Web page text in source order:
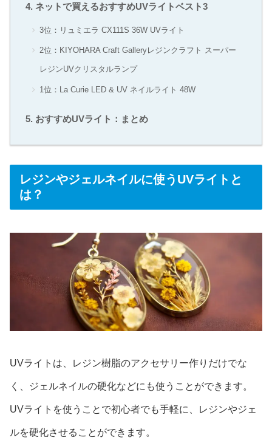
ネットで買えるおすすめUVライトベスト3
3位：リュミエラ CX111S 36W UVライト
2位：KIYOHARA Craft Galleryレジンクラフト スーパー
レジンUVクリスタルランプ
1位：La Curie LED & UV ネイルライト 48W
おすすめUVライト：まとめ
レジンやジェルネイルに使うUVライトと
は？
UVライトは、レジン樹脂のアクセサリー作りだけでな
く、ジェルネイルの硬化などにも使うことができます。
UVライトを使うことで初心者でも手軽に、レジンやジェ
ルを硬化させることができます。